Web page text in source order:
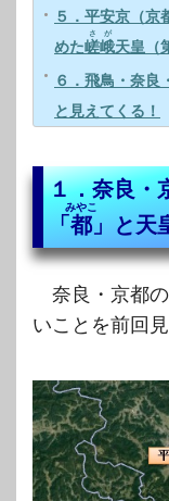
５．平安京（京
めた嵯峨
さが
天皇（
６．飛鳥・奈良
と見えてくる！
１．奈良・
「都
みやこ
」と天
奈良・京都
いことを前回見